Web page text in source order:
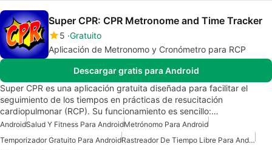
Super CPR: CPR Metronome and Time Tracker
5 Gratuito
Aplicación de Metronomo y Cronómetro para RCP
Descargar gratis para Android
Super CPR es una aplicación gratuita diseñada para facilitar el
seguimiento de los tiempos en prácticas de resucitación
cardiopulmonar (RCP). Su funcionamiento es sencillo:…
AndroidSalud Y Fitness Para AndroidMetrónomo Para Android
Temporizador Gratuito Para Android
Rastreador De Tiempo Libre Para Android